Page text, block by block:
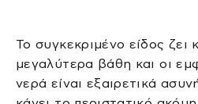
Το συγκεκριμένο είδος ζει
μεγαλύτερα βάθη και οι
νερά είναι εξαιρετικά